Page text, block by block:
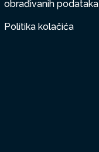
obrađivanih podataka
Politika kolačića